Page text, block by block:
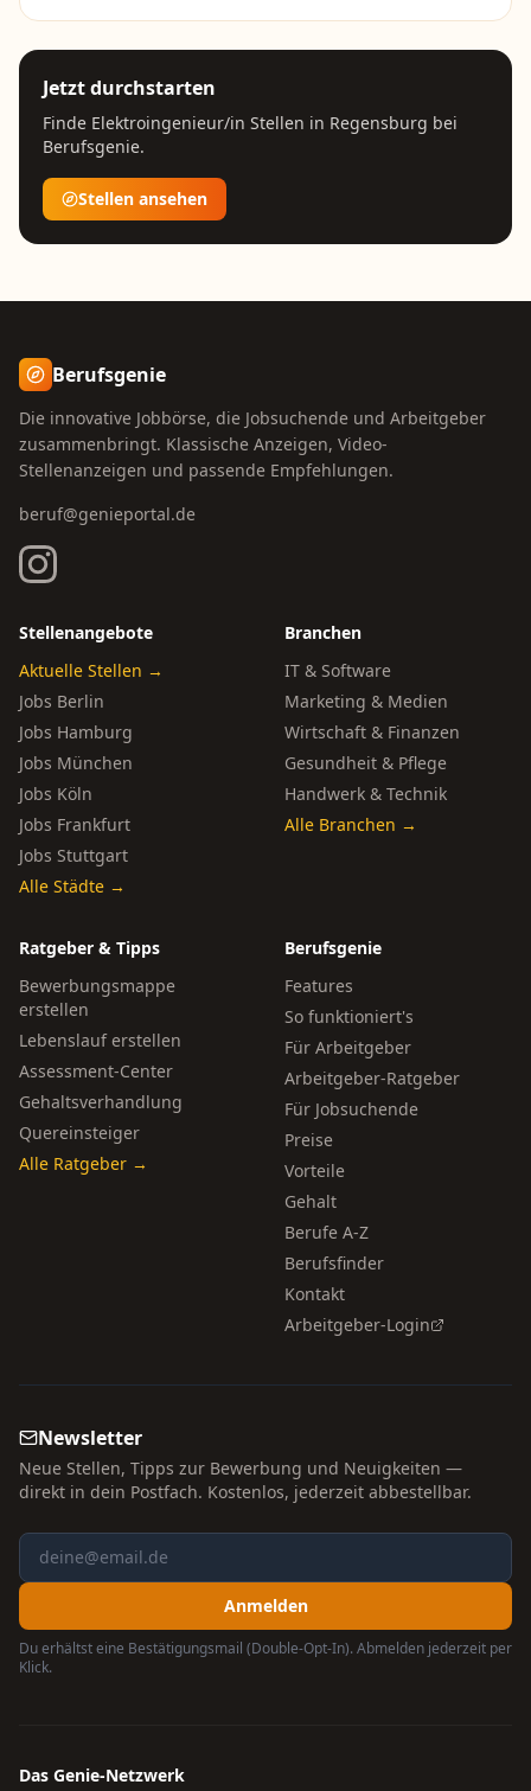
Jetzt durchstarten
Finde Elektroingenieur/in Stellen in Regensburg bei
Berufsgenie.
Stellen ansehen
Berufsgenie
Die innovative Jobbörse, die Jobsuchende und Arbeitgeber
zusammenbringt. Klassische Anzeigen, Video-
Stellenanzeigen und passende Empfehlungen.
beruf@genieportal.de
Stellenangebote
Aktuelle Stellen →
Jobs Berlin
Jobs Hamburg
Jobs München
Jobs Köln
Jobs Frankfurt
Jobs Stuttgart
Alle Städte →
Branchen
IT & Software
Marketing & Medien
Wirtschaft & Finanzen
Gesundheit & Pflege
Handwerk & Technik
Alle Branchen →
Ratgeber & Tipps
Bewerbungsmappe
erstellen
Lebenslauf erstellen
Assessment-Center
Gehaltsverhandlung
Quereinsteiger
Alle Ratgeber →
Berufsgenie
Features
So funktioniert's
Für Arbeitgeber
Arbeitgeber-Ratgeber
Für Jobsuchende
Preise
Vorteile
Gehalt
Berufe A-Z
Berufsfinder
Kontakt
Arbeitgeber-Login
Newsletter
Neue Stellen, Tipps zur Bewerbung und Neuigkeiten —
direkt in dein Postfach. Kostenlos, jederzeit abbestellbar.
Anmelden
Du erhältst eine Bestätigungsmail (Double-Opt-In). Abmelden jederzeit per
Klick.
Das Genie-Netzwerk